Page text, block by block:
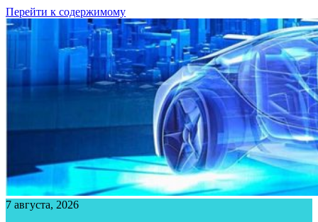
Перейти к содержимому
7 августа, 2026